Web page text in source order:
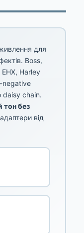
для
Boss,
Harley
negative
daisy chain.
тон без
від